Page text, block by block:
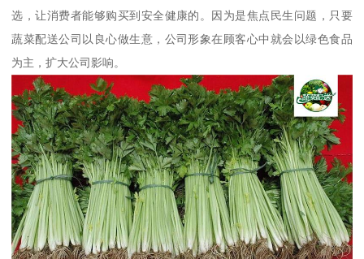
选，让消费者能够购买到安全健康的。因为是焦点民生问题，只要
蔬菜配送公司以良心做生意，公司形象在顾客心中就会以绿色食品
为主，扩大公司影响。